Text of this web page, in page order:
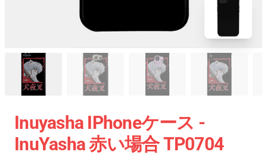
Inuyasha IPhoneケース -
InuYasha 赤い場合 TP0704